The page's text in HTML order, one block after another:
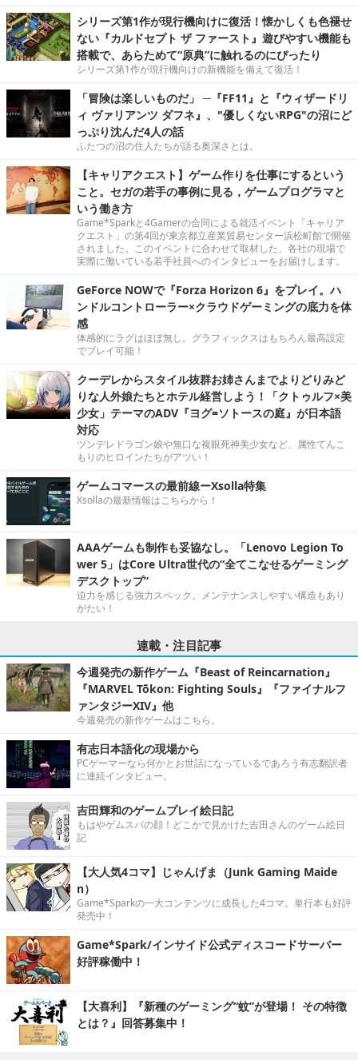
シリーズ第1作が現行機向けに復活！懐かしくも色褪せ
ない『カルドセプト ザ ファースト』遊びやすい機能も
搭載で、あらためて“原典”に触れるのにぴったり
シリーズ第1作が現行機向けの新機能を備えて復活！
「冒険は楽しいものだ」 ─『FF11』と『ウィザードリ
ィ ヴァリアンツ ダフネ』、"優しくないRPG"の沼にど
っぷり沈んだ4人の話
ふたつの沼の住人たちが語る奥深さとは。
【キャリアクエスト】ゲーム作りを仕事にするという
こと。セガの若手の事例に見る，ゲームプログラマと
いう働き方
Game*Sparkと4Gamerの合同による就活イベント「キャリア
クエスト」の第4回が東京都立産業貿易センター浜松町館で開催
されました。このイベントに合わせて取材した、各社の現場で
実際に働いている若手社員へのインタビューをお届けします。
GeForce NOWで『Forza Horizon 6』をプレイ。ハ
ンドルコントローラー×クラウドゲーミングの底力を体
感
体感的にラグはほぼ無し。グラフィックスはもちろん最高設定
でプレイ可能！
クーデレからスタイル抜群お姉さんまでよりどりみど
りな人外娘たちとホテル経営しよう！「クトゥルフ×美
少女」テーマのADV『ヨグ=ソトースの庭』が日本語
対応
ツンデレドラゴン娘や無口な複眼死神美少女など、属性てんこ
もりのヒロインたちがアツい！
ゲームコマースの最前線ーXsolla特集
Xsollaの最新情報はこちらから！
AAAゲームも制作も妥協なし。「Lenovo Legion To
wer 5」はCore Ultra世代の“全てこなせるゲーミング
デスクトップ”
迫力を感じる強力スペック。メンテナンスしやすい構造もあり
がたい！
連載・注目記事
今週発売の新作ゲーム『Beast of Reincarnation』
『MARVEL Tōkon: Fighting Souls』『ファイナルフ
ァンタジーXIV』他
今週発売の新作ゲームはこちら。
有志日本語化の現場から
PCゲーマーなら何かとお世話になっているであろう有志翻訳者
に連続インタビュー。
吉田輝和のゲームプレイ絵日記
もはやゲムスパの顔！どこかで見かけた吉田さんのゲーム絵日
記
【大人気4コマ】じゃんげま（Junk Gaming Maide
n）
Game*Sparkの一大コンテンツに成長した4コマ。単行本も好評
発売中！
Game*Spark/インサイド公式ディスコードサーバー
好評稼働中！
【大喜利】『新種のゲーミング“蚊”が登場！ その特徴
とは？』回答募集中！